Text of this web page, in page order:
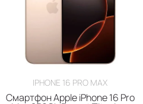
IPHONE 16 PRO MAX
Смартфон Apple iPhone 16 Pro